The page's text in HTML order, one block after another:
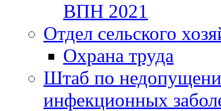
ВПН 2021
Отдел сельского
Охрана труда
Штаб по
инфекционных